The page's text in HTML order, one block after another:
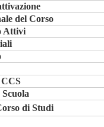
del Corso
Attivi
di Studi